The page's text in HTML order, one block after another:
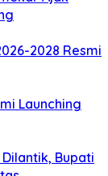
2028 Resmi
Launching
Bupati